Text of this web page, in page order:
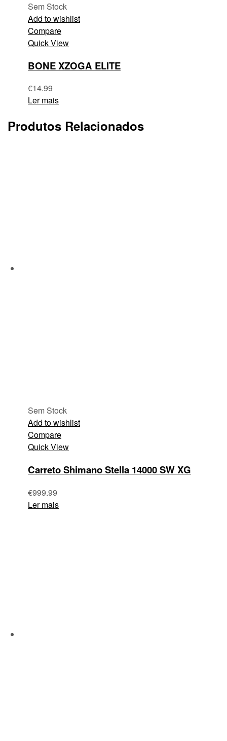
Sem Stock
Add to wishlist
Compare
Quick View
BONE XZOGA ELITE
€14.99
Ler mais
Produtos Relacionados
Sem Stock
Add to wishlist
Compare
Quick View
Carreto Shimano Stella 14000 SW XG
€999.99
Ler mais